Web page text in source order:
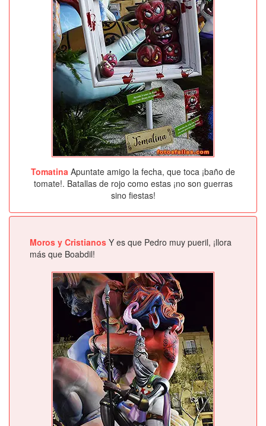
Tomatina Apuntate amigo la fecha, que toca ¡baño de
tomate!. Batallas de rojo como estas ¡no son guerras
sino fiestas!
Moros y Cristianos Y es que Pedro muy pueril, ¡llora
más que Boabdil!